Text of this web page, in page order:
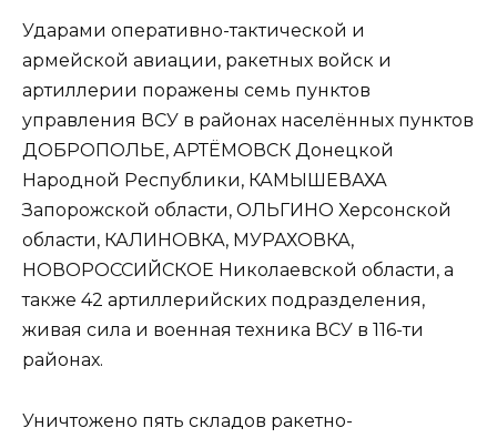
Ударами оперативно-тактической и
армейской авиации, ракетных войск и
артиллерии поражены семь пунктов
управления ВСУ в районах населённых пунктов
ДОБРОПОЛЬЕ, АРТЁМОВСК Донецкой
Народной Республики, КАМЫШЕВАХА
Запорожской области, ОЛЬГИНО Херсонской
области, КАЛИНОВКА, МУРАХОВКА,
НОВОРОССИЙСКОЕ Николаевской области, а
также 42 артиллерийских подразделения,
живая сила и военная техника ВСУ в 116-ти
районах.
Уничтожено пять складов ракетно-